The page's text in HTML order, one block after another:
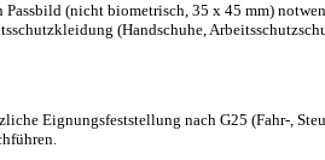
Passbild (nicht biometrisch, 35 x 45 mm)
(Handschuhe,
Eignungsfeststellung nach G25 (Fahr-,